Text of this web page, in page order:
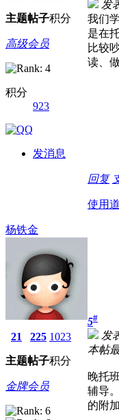
主题帖子积分
高级会员
积分
923
发消息
发
我们
是在
比较
读、
回复
使用
杨铁金
21
主题
225
帖子
1023
积分
金牌会员
5#
发
本帖
晚托
辅导
的附